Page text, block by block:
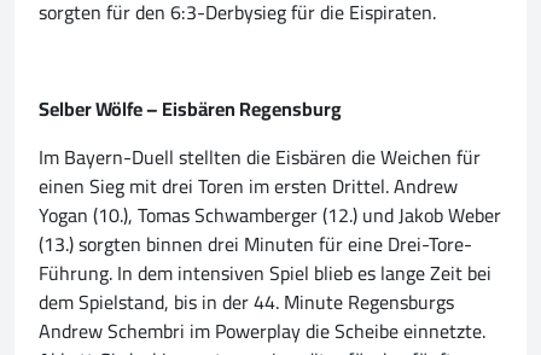
sorgten für den 6:3-Derbysieg für die Eispiraten.
Selber Wölfe – Eisbären Regensburg
Im Bayern-Duell stellten die Eisbären die Weichen für
einen Sieg mit drei Toren im ersten Drittel. Andrew
Yogan (10.), Tomas Schwamberger (12.) und Jakob Weber
(13.) sorgten binnen drei Minuten für eine Drei-Tore-
Führung. In dem intensiven Spiel blieb es lange Zeit bei
dem Spielstand, bis in der 44. Minute Regensburgs
Andrew Schembri im Powerplay die Scheibe einnetzte.